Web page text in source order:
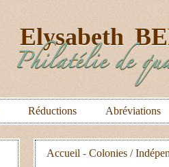
Elysabeth
Philatélie de
Réductions Abréviations
Accueil - Colonies /